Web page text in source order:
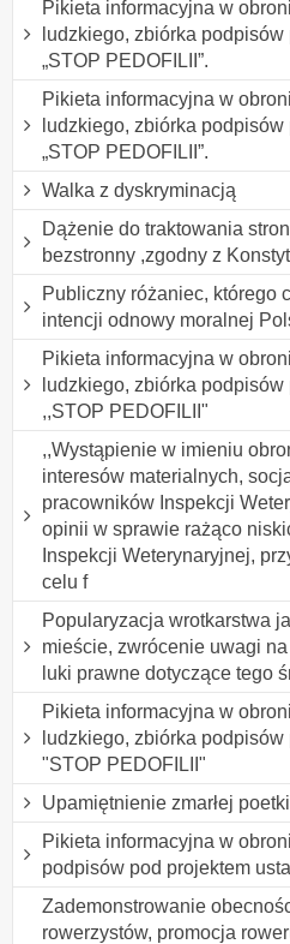
Pikieta informacyjna w
ludzkiego, zbiórka
„STOP PEDOFILII”.
Pikieta informacyjna w
ludzkiego, zbiórka
„STOP PEDOFILII”.
Walka z dyskryminacją
Dążenie do traktowania
bezstronny ,zgodny z
Publiczny różaniec, którego
intencji odnowy moralnej
Pikieta informacyjna w
ludzkiego, zbiórka
,,STOP PEDOFILII"
,,Wystąpienie w imieniu
interesów materialnych,
pracowników Inspekcji
opinii w sprawie rażąco
Inspekcji Weterynaryjnej,
celu f
Popularyzacja wrotkarstwa
mieście, zwrócenie uwagi
luki prawne dotyczące tego
Pikieta informacyjna w
ludzkiego, zbiórka
"STOP PEDOFILII"
Upamiętnienie zmarłej
Pikieta informacyjna w
podpisów pod projektem
Zademonstrowanie
rowerzystów, promocja